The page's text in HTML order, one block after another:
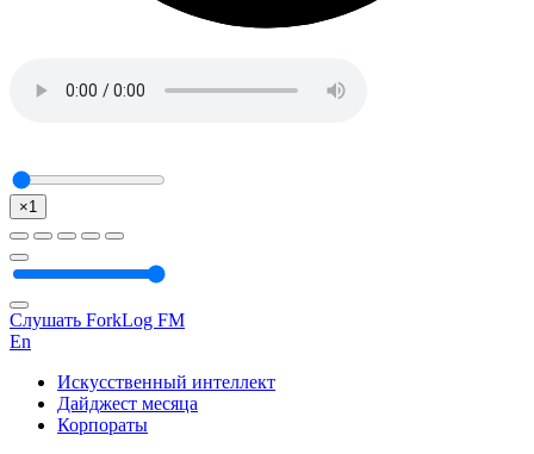
×1
Слушать ForkLog FM
En
Искусственный интеллект
Дайджест месяца
Корпораты